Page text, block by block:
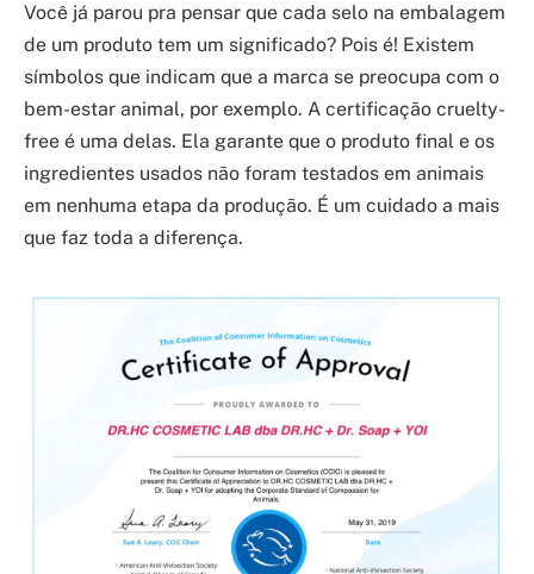
Você já parou pra pensar que cada selo na embalagem
de um produto tem um significado? Pois é! Existem
símbolos que indicam que a marca se preocupa com o
bem-estar animal, por exemplo. A certificação cruelty-
free é uma delas. Ela garante que o produto final e os
ingredientes usados não foram testados em animais
em nenhuma etapa da produção. É um cuidado a mais
que faz toda a diferença.